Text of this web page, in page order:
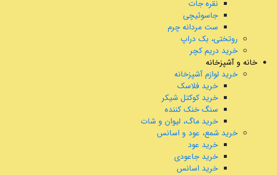
نقره جات
جاسوئیچی
ست مردانه چرم
روتختی، بک دراپ
خرید دریم کچر
خانه و آشپزخانه
خرید لوازم آشپزخانه
خرید فلاسک
خرید کوکتل شیکر
سنگ خنک کننده
خرید ماگ، لیوان و شات
خرید شمع، عود و اسانس
خرید عود
خرید جاعودی
خرید اسانس